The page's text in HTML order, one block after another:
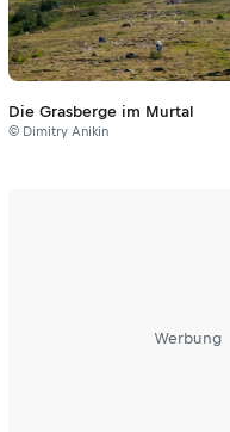
Die Grasberge im Murtal
© Dimitry Anikin
Werbung